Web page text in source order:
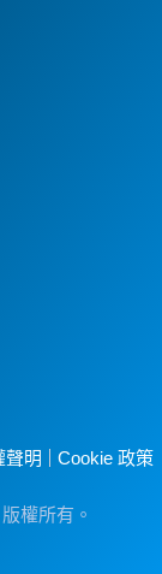
聲明
Cookie 政策
權所有。